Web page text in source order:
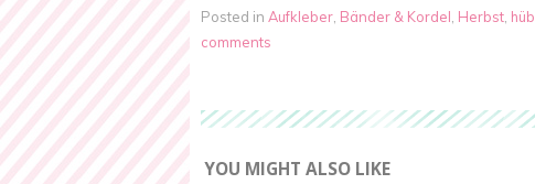
Posted in Aufkleber Bänder & Kordel Herbst
comments
YOU MIGHT ALSO LIKE